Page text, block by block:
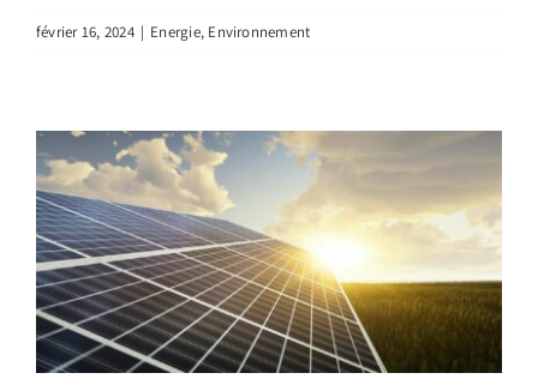
février 16, 2024 | Energie, Environnement